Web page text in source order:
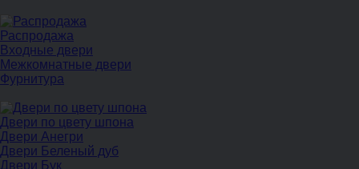
Распродажа
Входные двери
Межкомнатные двери
Фурнитура
Двери по цвету шпона
Двери Анегри
Двери Беленый дуб
Двери Бук